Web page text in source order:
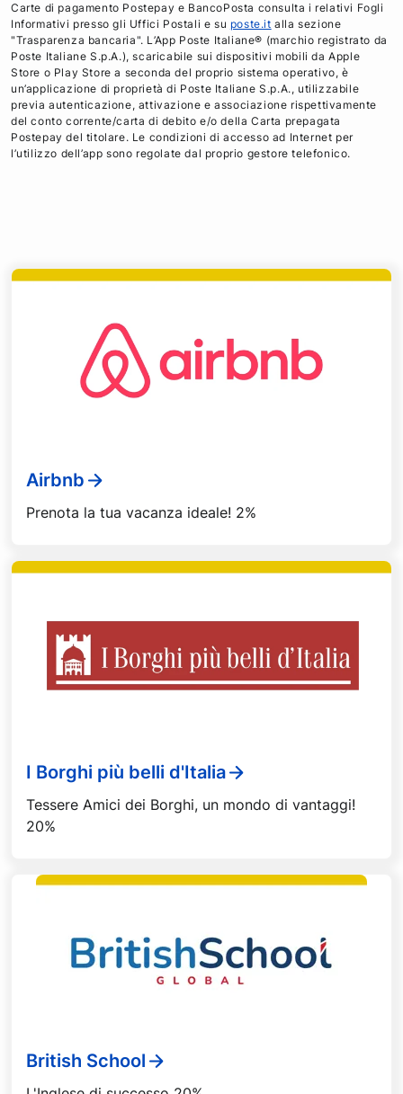
Carte di pagamento Postepay e BancoPosta consulta i relativi Fogli
Informativi presso gli Uffici Postali e su poste.it alla sezione
"Trasparenza bancaria". L’App Poste Italiane® (marchio registrato da
Poste Italiane S.p.A.), scaricabile sui dispositivi mobili da Apple
Store o Play Store a seconda del proprio sistema operativo, è
un’applicazione di proprietà di Poste Italiane S.p.A., utilizzabile
previa autenticazione, attivazione e associazione rispettivamente
del conto corrente/carta di debito e/o della Carta prepagata
Postepay del titolare. Le condizioni di accesso ad Internet per
l’utilizzo dell’app sono regolate dal proprio gestore telefonico.
Airbnb
Prenota la tua vacanza ideale! 2%
I Borghi più belli d'Italia
Tessere Amici dei Borghi, un mondo di vantaggi!
20%
British School